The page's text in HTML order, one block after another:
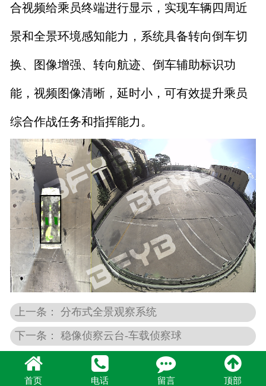
合视频给乘员终端进行显示，实现车辆四周近
景和全景环境感知能力，系统具备转向倒车切
换、图像增强、转向航迹、倒车辅助标识功
能，视频图像清晰，延时小，可有效提升乘员
综合作战任务和指挥能力。
上一条： 分布式全景观察系统
下一条： 稳像侦察云台-车载侦察球
首页 电话 留言 顶部